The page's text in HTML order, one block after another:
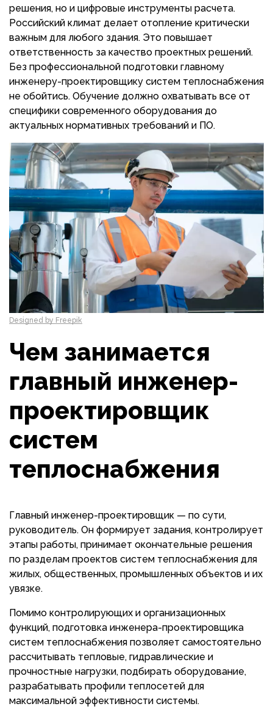
решения, но и цифровые инструменты расчета.
Российский климат делает отопление критически
важным для любого здания. Это повышает
ответственность за качество проектных решений.
Без профессиональной подготовки главному
инженеру-проектировщику систем теплоснабжения
не обойтись. Обучение должно охватывать все от
специфики современного оборудования до
актуальных нормативных требований и ПО.
Designed by Freepik
Чем занимается
главный инженер-
проектировщик
систем
теплоснабжения
Главный инженер-проектировщик — по сути,
руководитель. Он формирует задания, контролирует
этапы работы, принимает окончательные решения
по разделам проектов систем теплоснабжения для
жилых, общественных, промышленных объектов и их
увязке.
Помимо контролирующих и организационных
функций, подготовка инженера-проектировщика
систем теплоснабжения позволяет самостоятельно
рассчитывать тепловые, гидравлические и
прочностные нагрузки, подбирать оборудование,
разрабатывать профили теплосетей для
максимальной эффективности системы.